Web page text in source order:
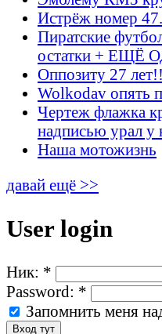
Истрёж номер
Пиратские
остатки + ЕЩЁ
Оппозиту 27
Wolkodav опять
Чертеж флажка
надписью урал у
Наша мотожизнь
давай ещё >>
User login
Ник: *
Password: *
Запомнить меня